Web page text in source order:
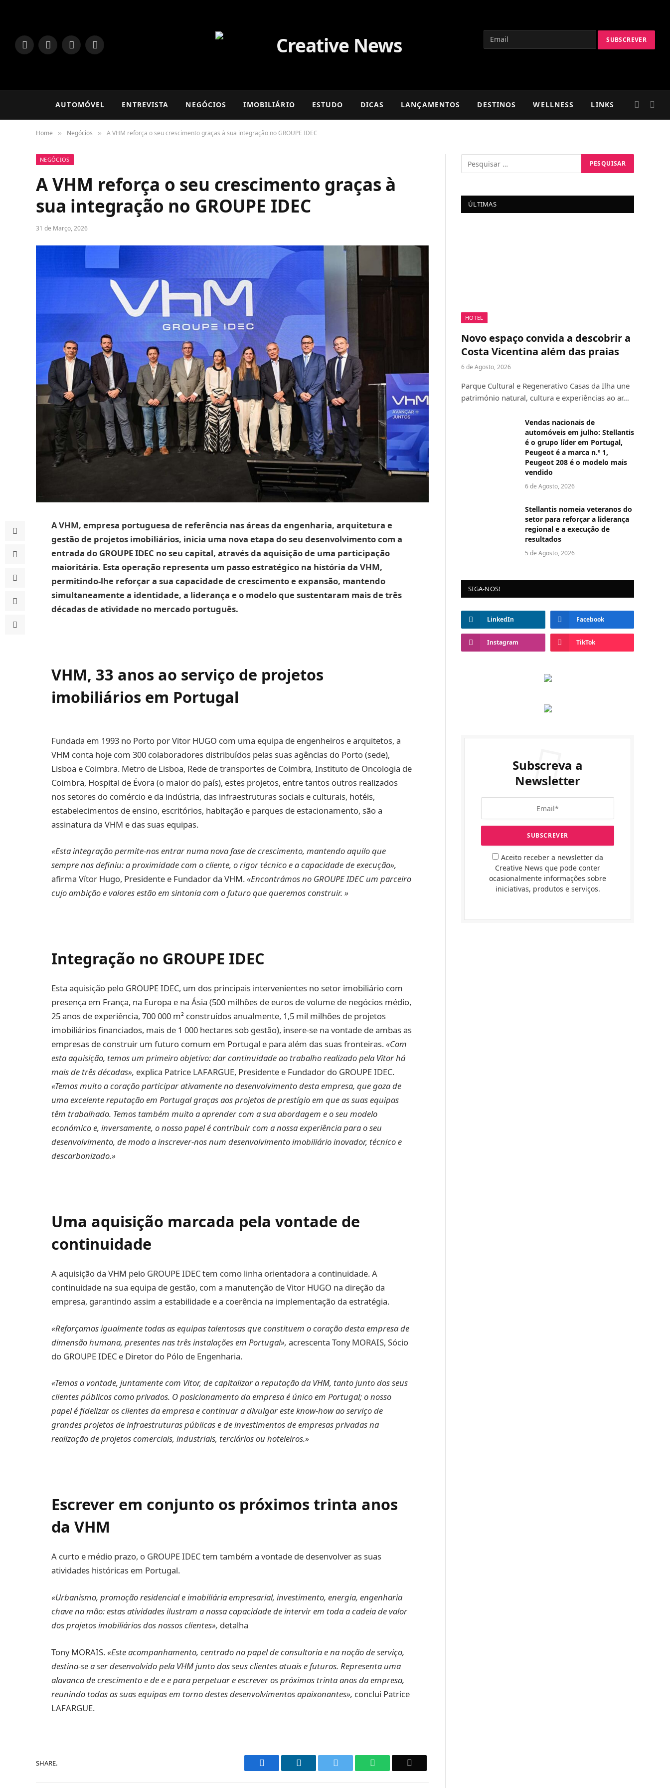
LinkedInFacebookInstagram
TikTok
AUTOMÓVEL ENTREVISTA NEGÓCIOS IMOBILIÁRIO ESTUDO DICAS LANÇAMENTOS DESTINOS WELLNESS LINKS
Home » Negócios » A VHM reforça o seu crescimento graças à sua integração no GROUPE IDEC
NEGÓCIOS
A VHM reforça o seu crescimento graças à
sua integração no GROUPE IDEC
31 de Março, 2026
A VHM, empresa portuguesa de referência nas áreas da engenharia, arquitetura e
gestão de projetos imobiliários, inicia uma nova etapa do seu desenvolvimento com a
entrada do GROUPE IDEC no seu capital, através da aquisição de uma participação
maioritária. Esta operação representa um passo estratégico na história da VHM,
permitindo-lhe reforçar a sua capacidade de crescimento e expansão, mantendo
simultaneamente a identidade, a liderança e o modelo que sustentaram mais de três
décadas de atividade no mercado português.
VHM, 33 anos ao serviço de projetos
imobiliários em Portugal
Fundada em 1993 no Porto por Vitor HUGO com uma equipa de engenheiros e arquitetos, a
VHM conta hoje com 300 colaboradores distribuídos pelas suas agências do Porto (sede),
Lisboa e Coimbra. Metro de Lisboa, Rede de transportes de Coimbra, Instituto de Oncologia de
Coimbra, Hospital de Évora (o maior do país), estes projetos, entre tantos outros realizados
nos setores do comércio e da indústria, das infraestruturas sociais e culturais, hotéis,
estabelecimentos de ensino, escritórios, habitação e parques de estacionamento, são a
assinatura da VHM e das suas equipas.
«Esta integração permite-nos entrar numa nova fase de crescimento, mantendo aquilo que
sempre nos definiu: a proximidade com o cliente, o rigor técnico e a capacidade de execução»,
afirma Vítor Hugo, Presidente e Fundador da VHM.«Encontrámos no GROUPE IDEC um parceiro
cujo ambição e valores estão em sintonia com o futuro que queremos construir. »
Integração no GROUPE IDEC
Esta aquisição pelo GROUPE IDEC, um dos principais intervenientes no setor imobiliário com
presença em França, na Europa e na Ásia (500 milhões de euros de volume de negócios médio,
25 anos de experiência, 700 000 m² construídos anualmente, 1,5 mil milhões de projetos
imobiliários financiados, mais de 1 000 hectares sob gestão), insere-se na vontade de ambas as
empresas de construir um futuro comum em Portugal e para além das suas fronteiras.«Com
esta aquisição, temos um primeiro objetivo: dar continuidade ao trabalho realizado pela Vitor há
mais de três décadas», explica Patrice LAFARGUE, Presidente e Fundador do GROUPE IDEC.
«Temos muito a coração participar ativamente no desenvolvimento desta empresa, que goza de
uma excelente reputação em Portugal graças aos projetos de prestígio em que as suas equipas
têm trabalhado. Temos também muito a aprender com a sua abordagem e o seu modelo
económico e, inversamente, o nosso papel é contribuir com a nossa experiência para o seu
desenvolvimento, de modo a inscrever-nos num desenvolvimento imobiliário inovador, técnico e
descarbonizado.»
Uma aquisição marcada pela vontade de
continuidade
A aquisição da VHM pelo GROUPE IDEC tem como linha orientadora a continuidade. A
continuidade na sua equipa de gestão, com a manutenção de Vitor HUGO na direção da
empresa, garantindo assim a estabilidade e a coerência na implementação da estratégia.
«Reforçamos igualmente todas as equipas talentosas que constituem o coração desta empresa de
dimensão humana, presentes nas três instalações em Portugal», acrescenta Tony MORAIS, Sócio
do GROUPE IDEC e Diretor do Pólo de Engenharia.
«Temos a vontade, juntamente com Vitor, de capitalizar a reputação da VHM, tanto junto dos seus
clientes públicos como privados. O posicionamento da empresa é único em Portugal; o nosso
papel é fidelizar os clientes da empresa e continuar a divulgar este know-how ao serviço de
grandes projetos de infraestruturas públicas e de investimentos de empresas privadas na
realização de projetos comerciais, industriais, terciários ou hoteleiros.»
Escrever em conjunto os próximos trinta anos
da VHM
A curto e médio prazo, o GROUPE IDEC tem também a vontade de desenvolver as suas
atividades históricas em Portugal.
«Urbanismo, promoção residencial e imobiliária empresarial, investimento, energia, engenharia
chave na mão: estas atividades ilustram a nossa capacidade de intervir em toda a cadeia de valor
dos projetos imobiliários dos nossos clientes», detalha
Tony MORAIS.«Este acompanhamento, centrado no papel de consultoria e na noção de serviço,
destina-se a ser desenvolvido pela VHM junto dos seus clientes atuais e futuros. Representa uma
alavanca de crescimento e de e e para perpetuar e escrever os próximos trinta anos da empresa,
reunindo todas as suas equipas em torno destes desenvolvimentos apaixonantes», conclui Patrice
LAFARGUE.
SHARE. Facebook LinkedIn WhatsApp
ÚLTIMAS
HOTEL
Novo espaço convida a descobrir a
Costa Vicentina além das praias
6 de Agosto, 2026
Parque Cultural e Regenerativo Casas da Ilha une
património natural, cultura e experiências ao ar…
Vendas nacionais de
automóveis em julho: Stellantis
é o grupo líder em Portugal,
Peugeot é a marca n.º 1,
Peugeot 208 é o modelo mais
vendido
6 de Agosto, 2026
Stellantis nomeia veteranos do
setor para reforçar a liderança
regional e a execução de
resultados
5 de Agosto, 2026
SIGA-NOS!
LinkedIn Facebook
Instagram TikTok
Subscreva a
Newsletter
Aceito receber a newsletter da
Creative News que pode conter
ocasionalmente informações sobre
iniciativas, produtos e serviços.